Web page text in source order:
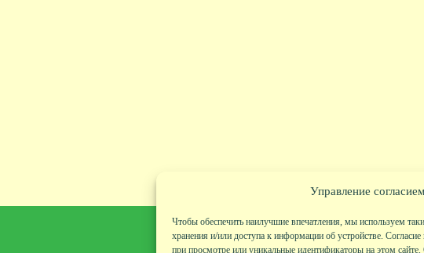
Управление
Чтобы обеспечить наилучшие впечатления, мы используем
хранения и/или доступа к информации об устройстве.
при просмотре или уникальные идентификаторы на этом